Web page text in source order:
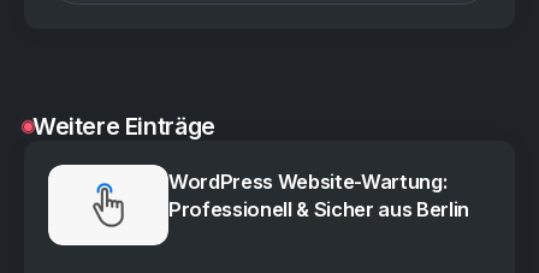
Weitere Einträge
WordPress Website-Wartung:
Professionell & Sicher aus Berlin